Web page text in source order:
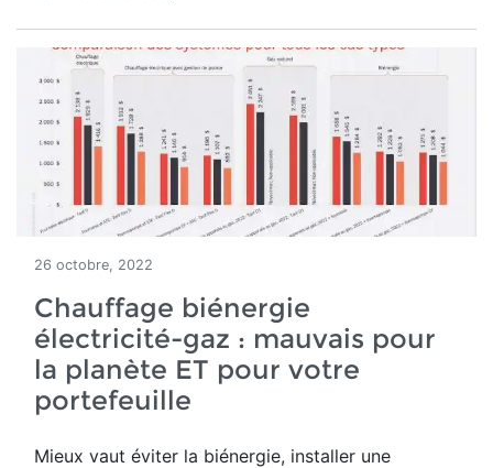
26 octobre, 2022
Chauffage biénergie
électricité-gaz : mauvais pour
la planète ET pour votre
portefeuille
Mieux vaut éviter la biénergie, installer une